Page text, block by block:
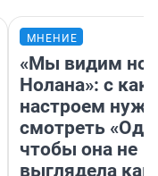
МНЕНИЕ
«Мы видим
Нолана»: с
настроем
смотреть
чтобы она не
выглядела как